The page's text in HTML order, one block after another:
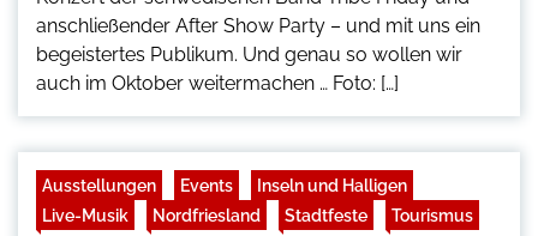
anschließender After Show Party – und mit uns ein
begeistertes Publikum. Und genau so wollen wir
auch im Oktober weitermachen … Foto: […]
Ausstellungen Events
Inseln und Halligen
Live-Musik
Nordfriesland Stadtfeste Tourismus